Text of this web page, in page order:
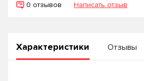
0 отзывов Написать отзыв
Характеристики Отзывы